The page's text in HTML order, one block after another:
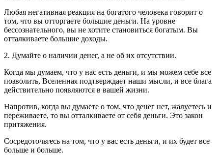
Любая негативная реакция на богатого человека говорит о
том, что вы отторгаете большие деньги. На уровне
бессознательного, вы не хотите становиться богатым. Вы
отталкиваете большие доходы.
2. Думайте о наличии денег, а не об их отсутствии.
Когда мы думаем, что у нас есть деньги, и мы можем себе все
позволить, Вселенная подтверждает наши мысли, и все блага
действительно появляются в вашей жизни.
Напротив, когда вы думаете о том, что денег нет, жалуетесь и
переживаете, то вы отталкиваете от себя деньги. Это закон
притяжения.
Сосредоточьтесь на том, что у вас есть деньги, и их будет все
больше и больше.